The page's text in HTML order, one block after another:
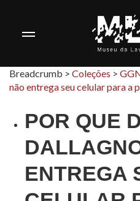
Breadcrumb > Coleções >
não entrega seu celular para a
POR QUE
ENTREGA